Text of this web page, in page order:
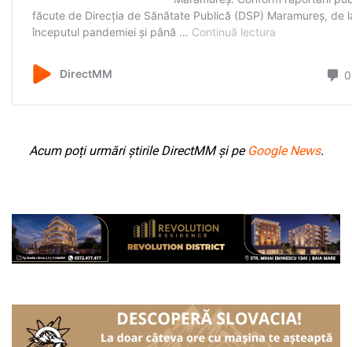
Acum poți urmări știrile DirectMM și pe Google News.